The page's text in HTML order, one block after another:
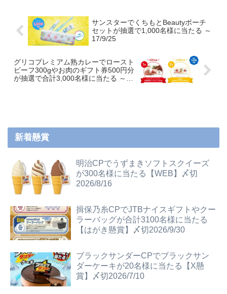
サンスターでくちもとBeautyポーチ
セットが抽選で1,000名様に当たる ～
17/9/25
グリコプレミアム熟カレーでロースト
ビーフ300gやお肉のギフト券500円分
が抽選で合計3,000名様に当たる ～
新着懸賞
明治CPでうずまきソフトスクイーズ
が300名様に当たる【WEB】〆切
2026/8/16
揖保乃糸CPでJTBナイスギフトやクー
ラーバッグが合計3100名様に当たる
【はがき懸賞】〆切2026/9/30
ブラックサンダーCPでブラックサン
ダーケーキが20名様に当たる【X懸
賞】〆切2026/7/10